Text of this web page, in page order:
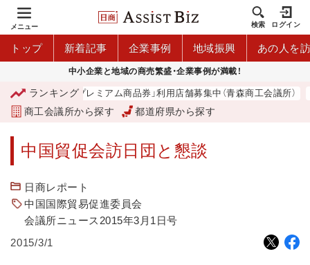
メニュー 検索 ログイン
トップ 新着記事 企業事例 地域振興 あの人を
中小企業と地域の商売繁盛・企業事例が満載！
ランキング
「青森市プレミアム商品券」利用店舗募集中（青森商工会議所）
商工会議所から探す 都道府県から探す
中国貿促会訪日団と懇談
日商レポート
中国国際貿易促進委員会
会議所ニュース2015年3月1日号
2015/3/1